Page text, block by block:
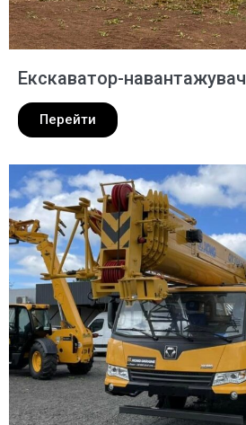
Екскаватор-навантажувач
Перейти